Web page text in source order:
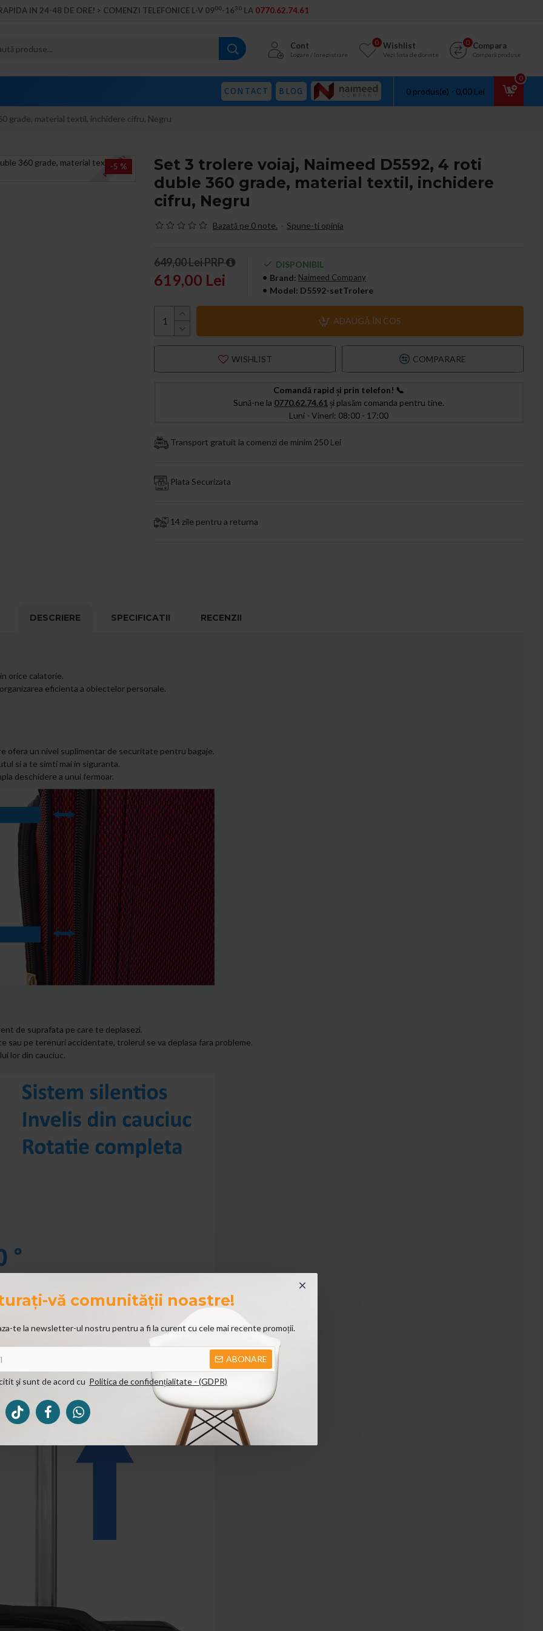
vă comunității noastre!
te la newsletter-ul nostru pentru a fi la curent cu cele mai recente promoții.
ABONARE
şi sunt de acord cu Politica de confidențialitate - (GDPR)
IN 24-48 DE ORE! > COMENZI TELEFONICE L-V 0900-1630LA 0770.62.74.61
Cont
Logare / Inregistrare
Wishlist
Vezi lista de dorinte
0 Compara
Compară produse
0
CONTACT BLOG 0 produs(e) - 0,00 Lei
0
grade, material textil, inchidere cifru, Negru
PROMOTIE
-5 %
Set 3 trolere voiaj, Naimeed D5592, 4 roti
duble 360 grade, material textil, inchidere
cifru, Negru
Bazată pe 0 note. - Spune-ti opinia
619,00 Lei
649,00 Lei PRP
DISPONIBIL
Brand: Naimeed Company
Model: D5592-setTrolere
ADAUGĂ ÎN COS
WISHLIST COMPARARE
Comandă rapid și prin telefon! 📞
Sună-ne la 0770.62.74.61 și plasăm comanda pentru tine.
Luni - Vineri: 08:00 - 17:00
Transport gratuit la comenzi de minim 250 Lei
Plata Securizata
14 zile pentru a returna
DESCRIERE SPECIFICATII RECENZII
orice calatorie.
eficienta a obiectelor personale.
ofera un nivel suplimentar de securitate pentru bagaje.
si a te simti mai in siguranta.
deschidere a unui fermoar.
de suprafata pe care te deplasezi.
pe terenuri accidentate, trolerul se va deplasa fara probleme.
lor din cauciuc.
superioara a trolerelor, acestea dispun si de un maner telescopic.